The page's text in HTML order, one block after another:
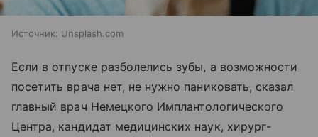
Источник: Unsplash.com
Если в отпуске разболелись зубы, а возможности
посетить врача нет, не нужно паниковать, сказал
главный врач Немецкого Имплантологического
Центра, кандидат медицинских наук, хирург-